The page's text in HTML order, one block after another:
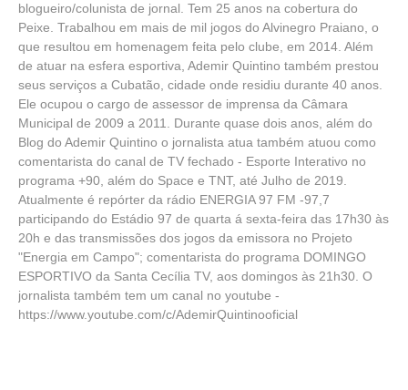
blogueiro/colunista de jornal. Tem 25 anos na cobertura do
Peixe. Trabalhou em mais de mil jogos do Alvinegro Praiano, o
que resultou em homenagem feita pelo clube, em 2014. Além
de atuar na esfera esportiva, Ademir Quintino também prestou
seus serviços a Cubatão, cidade onde residiu durante 40 anos.
Ele ocupou o cargo de assessor de imprensa da Câmara
Municipal de 2009 a 2011. Durante quase dois anos, além do
Blog do Ademir Quintino o jornalista atua também atuou como
comentarista do canal de TV fechado - Esporte Interativo no
programa +90, além do Space e TNT, até Julho de 2019.
Atualmente é repórter da rádio ENERGIA 97 FM -97,7
participando do Estádio 97 de quarta á sexta-feira das 17h30 às
20h e das transmissões dos jogos da emissora no Projeto
"Energia em Campo"; comentarista do programa DOMINGO
ESPORTIVO da Santa Cecília TV, aos domingos às 21h30. O
jornalista também tem um canal no youtube -
https://www.youtube.com/c/AdemirQuintinooficial